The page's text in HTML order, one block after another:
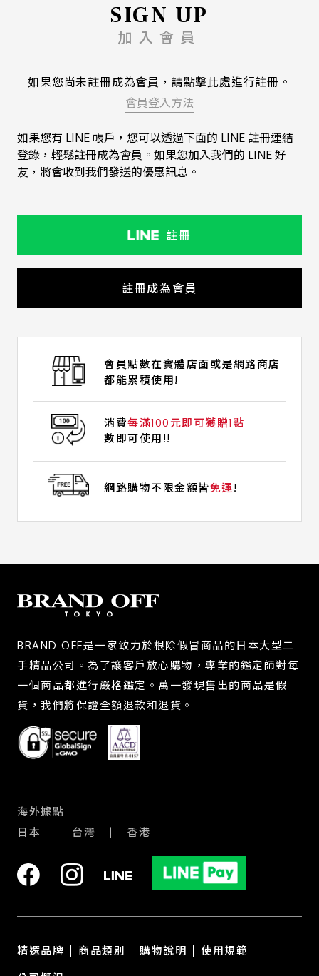
SIGN UP
加入會員
如果您尚未註冊成為會員，請點擊此處進行註冊。
會員登入方法
如果您有 LINE 帳戶，您可以透過下面的 LINE 註冊連結
登錄，輕鬆註冊成為會員。如果您加入我們的 LINE 好
友，將會收到我們發送的優惠訊息。
註冊
註冊成為會員
會員點數在實體店面或是網路商店
都能累積使用!
消費每滿100元即可獲贈1點
數即可使用!!
網路購物不限金額皆免運!
BRAND OFF是一家致力於根除假冒商品的日本大型二
手精品公司。為了讓客戶放心購物，專業的鑑定師對每
一個商品都進行嚴格鑑定。萬一發現售出的商品是假
貨，我們將保證全額退款和退貨。
海外據點
日本
台灣 香港
精選品牌 商品類別 購物說明
使用規範